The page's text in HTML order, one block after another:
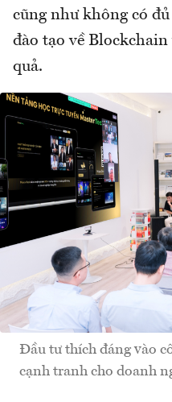
cũng như không có
đào tạo về
quả.
Đầu tư thích đáng vào
cạnh tranh cho doanh